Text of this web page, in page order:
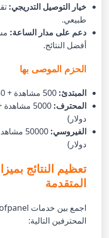
خيار التوصيل التدريجي:
طبيعي.
دعم على مدار الساعة:
أفضل النتائج.
الحزم الموصى بها
المبتدئ: 500 مشاهدة + 50 إعجاب (2.99 دولار)
المحترف:
دولار)
الفيروسي:
دولار)
المتقدمة
المحترفين التالية: